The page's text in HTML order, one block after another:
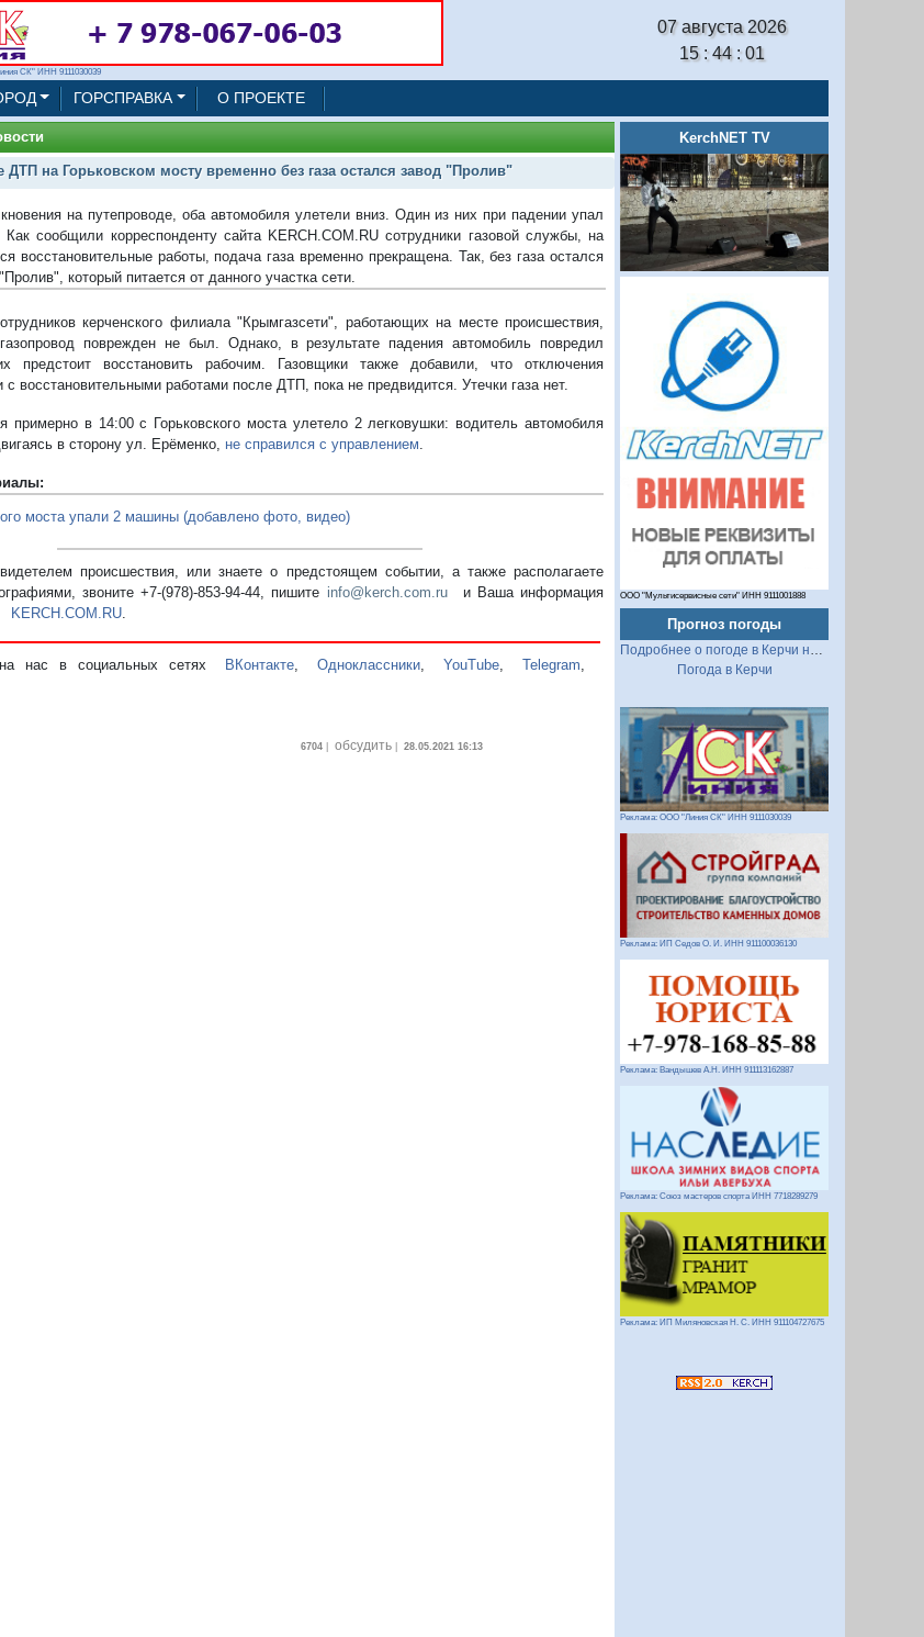
СК" ИНН 9111030039
07 августа 2026
15 : 44 : 02
ГОРСПРАВКА О ПРОЕКТЕ
ДТП на Горьковском мосту временно без газа остался завод "Пролив"
на путепроводе, оба автомобиля улетели вниз. Один из них при падении упал
Как сообщили корреспонденту сайта KERCH.COM.RU сотрудники газовой службы, на
восстановительные работы, подача газа временно прекращена. Так, без газа остался
который питается от данного участка сети.
керченского филиала "Крымгазсети", работающих на месте происшествия,
газопровод поврежден не был. Однако, в результате падения автомобиль повредил
предстоит восстановить рабочим. Газовщики также добавили, что отключения
с восстановительными работами после ДТП, пока не предвидится. Утечки газа нет.
примерно в 14:00 с Горьковского моста улетело 2 легковушки: водитель автомобиля
в сторону ул. Ерёменко,
не справился с управлением
моста упали 2 машины (добавлено фото, видео)
происшествия, или знаете о предстоящем событии, а также располагаете
звоните +7-(978)-853-94-44, пишите info@kerch.com.ru и Ваша информация
KERCH.COM.RU.
на нас в социальных сетях ВКонтакте Одноклассники ,YouTube ,Telegram
6704| обсудить| 28.05.2021 16:13
KerchNET TV
ООО "Мультисервисные сети" ИНН 9111001888
Прогноз погоды
Подробнее о погоде в Керчи на 2 недели
Погода в Керчи
Реклама: ООО "Линия СК" ИНН 9111030039
Реклама: ИП Седов О. И. ИНН 911100036130
Реклама: Вандышев А.Н. ИНН 911113162887
Реклама: Союз мастеров спорта ИНН 7718289279
Реклама: ИП Миляновская Н. С. ИНН 911104727675